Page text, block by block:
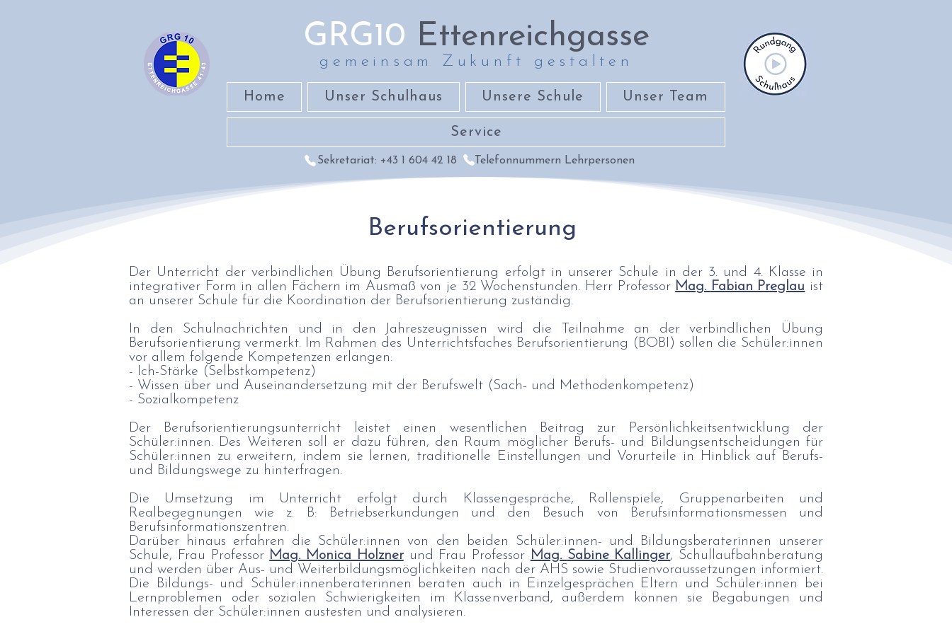
GRG10 Ettenreichgasse
gemeinsam Zukunft gestalten
Home Unser Schulhaus Unsere Schule Unser Team
Service
Sekretariat: +43 1 604 42 18 Telefonnummern Lehrpersonen
Berufsorientierung
Der Unterricht der verbindlichen Übung Berufsorientierung erfolgt in unserer Schule in der 3. und 4. Klasse in
integrativer Form in allen Fächern im Ausmaß von je 32 Wochenstunden. Herr Professor Mag. Fabian Preglau ist
an unserer Schule für die Koordination der Berufsorientierung zuständig.
In den Schulnachrichten und in den Jahreszeugnissen wird die Teilnahme an der verbindlichen Übung
Berufsorientierung vermerkt. Im Rahmen des Unterrichtsfaches Berufsorientierung (BOBI) sollen die Schüler:innen
vor allem folgende Kompetenzen erlangen:
- Ich-Stärke (Selbstkompetenz)
- Wissen über und Auseinandersetzung mit der Berufswelt (Sach- und Methodenkompetenz)
- Sozialkompetenz
Der Berufsorientierungsunterricht leistet einen wesentlichen Beitrag zur Persönlichkeitsentwicklung der
Schüler:innen. Des Weiteren soll er dazu führen, den Raum möglicher Berufs- und Bildungsentscheidungen für
Schüler:innen zu erweitern, indem sie lernen, traditionelle Einstellungen und Vorurteile in Hinblick auf Berufs-
und Bildungswege zu hinterfragen.
Die Umsetzung im Unterricht erfolgt durch Klassengespräche, Rollenspiele, Gruppenarbeiten und
Realbegegnungen wie z. B: Betriebserkundungen und den Besuch von Berufsinformationsmessen und
Berufsinformationszentren.
Darüber hinaus erfahren die Schüler:innen von den beiden Schüler:innen- und Bildungsberaterinnen unserer
Schule, Frau Professor Mag. Monica Holznerund Frau Professor Mag. Sabine Kallinger, Schullaufbahnberatung
und werden über Aus- und Weiterbildungsmöglichkeiten nach der AHS sowie Studienvoraussetzungen informiert.
Die Bildungs- und Schüler:innenberaterinnen beraten auch in Einzelgesprächen Eltern und Schüler:innen bei
Lernproblemen oder sozialen Schwierigkeiten im Klassenverband, außerdem können sie Begabungen und
Interessen der Schüler:innen austesten und analysieren.